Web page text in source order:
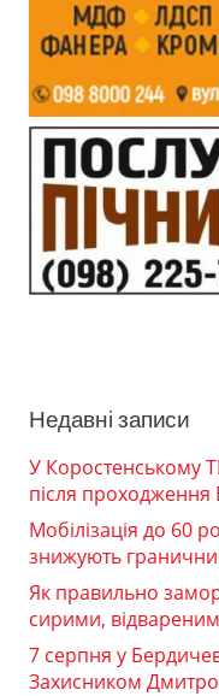
Недавні записи
У Коростенському
після проходження
Мобілізація до 60
знижують
Як правильно
сирими,
7 серпня у
Захисником